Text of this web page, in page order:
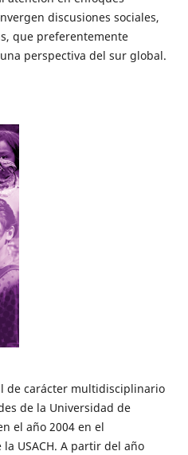
discusiones sociales,
que preferentemente
perspectiva del sur global.
de carácter multidisciplinario
de la Universidad de
el año 2004 en el
USACH. A partir del año